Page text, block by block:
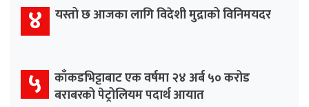
४ यस्तो छ आजका लागि विदेशी मुद्राको विनिमयदर
५ काँकडभिट्टाबाट एक वर्षमा २४ अर्ब ५० करोड
बराबरको पेट्रोलियम पदार्थ आयात